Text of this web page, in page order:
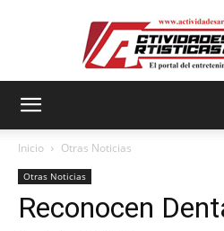
Inicio Otras Noticias
Otras Noticias
Reconocen